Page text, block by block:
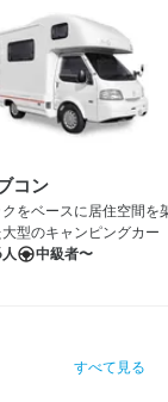
コン
クをベースに居住空間を
型のキャンピングカー
中級者〜
すべて見る